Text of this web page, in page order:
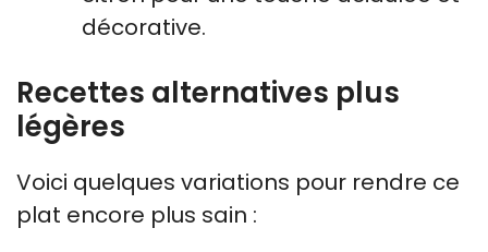
décorative.
Recettes alternatives plus
légères
Voici quelques variations pour rendre ce
plat encore plus sain :